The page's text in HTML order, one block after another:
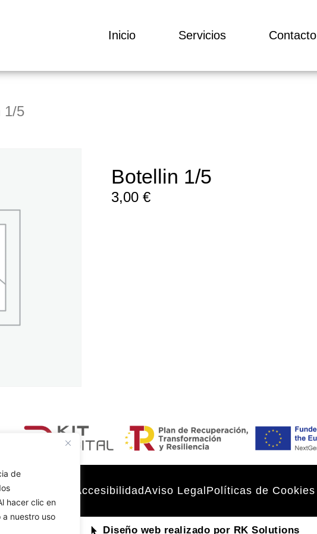
de
hacer clic en
a nuestro uso
Inicio Servicios Contacto
1/5
Botellin 1/5
3,00 €
AccesibilidadAviso Legal Políticas de Cookies
Diseño web realizado por RK Solutions